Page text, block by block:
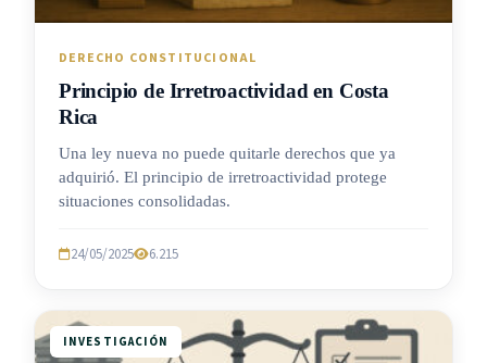
DERECHO CONSTITUCIONAL
Principio de Irretroactividad en Costa
Rica
Una ley nueva no puede quitarle derechos que ya
adquirió. El principio de irretroactividad protege
situaciones consolidadas.
24/05/2025 6.215
INVESTIGACIÓN